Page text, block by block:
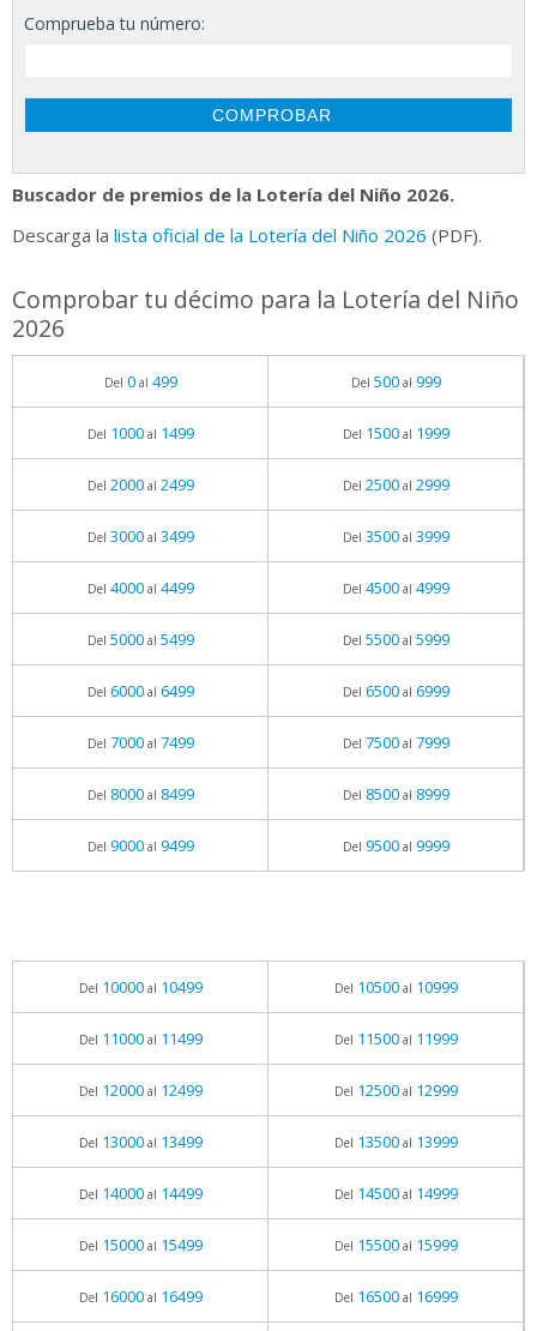
Comprueba tu número:
Buscador de premios de la Lotería del Niño 2026.
Descarga la lista oficial de la Lotería del Niño 2026 (PDF).
Comprobar tu décimo para la Lotería del Niño
2026
Del 0al 499 Del 500al 999
Del 1000al 1499 Del 1500al 1999
Del 2000al 2499 Del 2500al 2999
Del 3000al 3499 Del 3500al 3999
Del 4000al 4499 Del 4500al 4999
Del 5000al 5499 Del 5500al 5999
Del 6000al 6499 Del 6500al 6999
Del 7000al 7499 Del 7500al 7999
Del 8000al 8499 Del 8500al 8999
Del 9000al 9499 Del 9500al 9999
Del 10000al 10499 Del 10500al 10999
Del 11000al 11499 Del 11500al 11999
Del 12000al 12499 Del 12500al 12999
Del 13000al 13499 Del 13500al 13999
Del 14000al 14499 Del 14500al 14999
Del 15000al 15499 Del 15500al 15999
Del 16000al 16499 Del 16500al 16999